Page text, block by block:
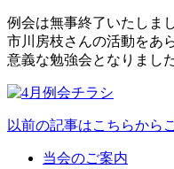
例会は無事終了いたしま
市川房枝さんの活動をあ
意義な勉強会となりました
以前の記事はこちらから
当会のご案内